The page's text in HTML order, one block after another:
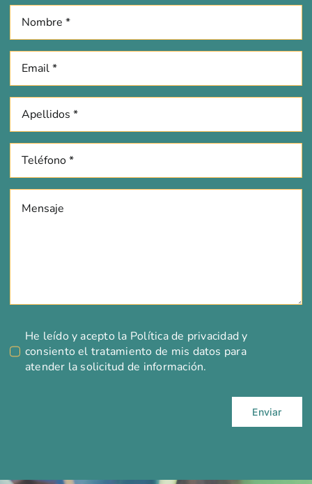
He leído y acepto la Política de privacidady
consiento el tratamiento de mis datos para
atender la solicitud de información.
Enviar